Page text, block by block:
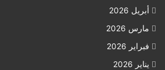
أبريل 2026
مارس 2026
فبراير 2026
يناير 2026